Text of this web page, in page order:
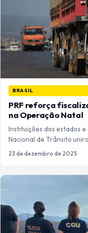
BRASIL
PRF reforça
na Operação Natal
Instituições dos estados
Nacional de Trânsito
23 de dezembro de 2025